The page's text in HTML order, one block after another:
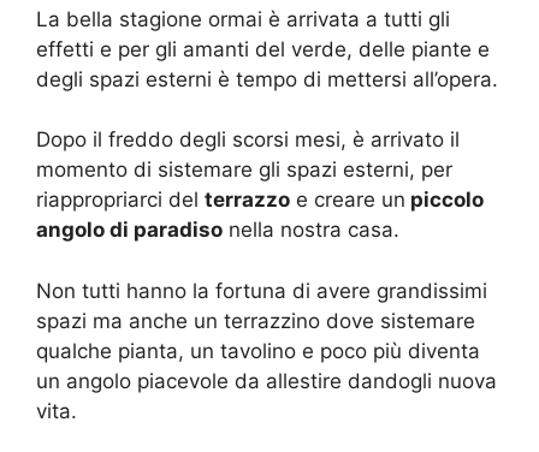
La bella stagione ormai è arrivata a tutti gli
effetti e per gli amanti del verde, delle piante e
degli spazi esterni è tempo di mettersi all’opera.
Dopo il freddo degli scorsi mesi, è arrivato il
momento di sistemare gli spazi esterni, per
riappropriarci del terrazzo e creare un piccolo
angolo di paradiso nella nostra casa.
Non tutti hanno la fortuna di avere grandissimi
spazi ma anche un terrazzino dove sistemare
qualche pianta, un tavolino e poco più diventa
un angolo piacevole da allestire dandogli nuova
vita.